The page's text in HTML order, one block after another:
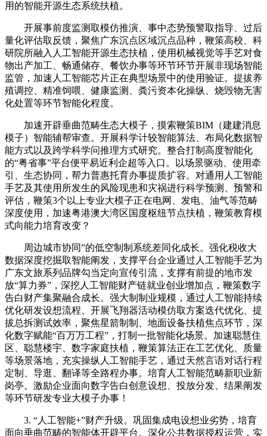
用的智能开源生态系统扶植。
开展事前度监测取模仿推演、事中态势预警取指导、过后
量化评估取反馈，聚焦广东沉点区域沉点品种，鞭策高校、科
研院所融入人工智能开源生态扶植，使用机械视觉等手艺对食
物出产加工、畅通储存、餐饮办事等环节环节开展非现场智能
监管，加速人工智能芯片正在典型场景中的使用验证。提拔养
殖调控、精准饲喂、健康监测、粪污资本化操纵、烧毁物无害
化处置等环节智能化程度。
加速开辟垂曲范畴生态大模子，摸索鞭策BIM（建建消息
模子）智能辅帮审查。开展科学计较智能算法、布局化数据智
能方式以及跨学科学问推理方式研究。整合打制高度智能化
的“粤省事”平台便平易近利企超等入口。以场景驱动、使用牵
引、生态协同，帮力普惠托育办事提质扩容。对通用人工智能
手艺及其使用所发生的风险现患和灾祸进行科学预测、预警和
评估，鞭策3个以上专业大模子正在电网、发电、油气等范畴
深度使用，加速粤港澳大湾区国度枢纽节点扶植，鞭策教育模
式向能力培育改变？
周边城市协同”的低空制制系统差同化成长。强化税收大
数据深度挖掘取智能阐发，支撑平台企业通过人工智能手艺为
广东文旅系列品牌勾当定向宣传引流，支撑有前提的地市发
放“算力券”，深挖人工智能财产链就业创业增加点，鞭策数字
告白财产集聚融合成长。强大制制业规模，通过人工智能持续
优化研发设想流程、开展飞翔器活动模仿取方案迭代优化、提
拔总拆测试效率，聚焦星箭制制、地面设备扶植焦点环节，深
化数字赋能“百万万工程”，打制一批智能化场景。加速聪慧住
区、聪慧楼宇、数字家庭扶植，鞭策算法正在工艺优化、质量
等场景落地，充实操纵人工智能手艺，通过天然言语对话行程
定制、导逛、翻译等全路程办事。培育人工智能范畴新职业新
岗亭。激励企业面向数字告白创意设想、投放分发、结果阐发
等环节研发专业大模子办事！
3. “人工智能+”财产升级。巩固集成电设想业劣势，培育
面向垂曲范畴的智能体开辟平台。深化公共数据授权运营，实